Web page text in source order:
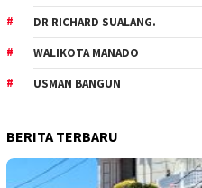
DR RICHARD SUALANG.
WALIKOTA MANADO
USMAN BANGUN
BERITA TERBARU